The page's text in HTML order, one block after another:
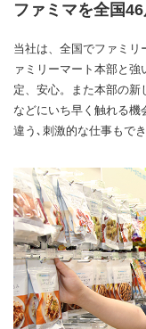
ファミマを全国
当社は、全国でファミリ
ァミリーマート本部と
定、安心。また本部の新
などにいち早く触れる機
違う､刺激的な仕事もでき